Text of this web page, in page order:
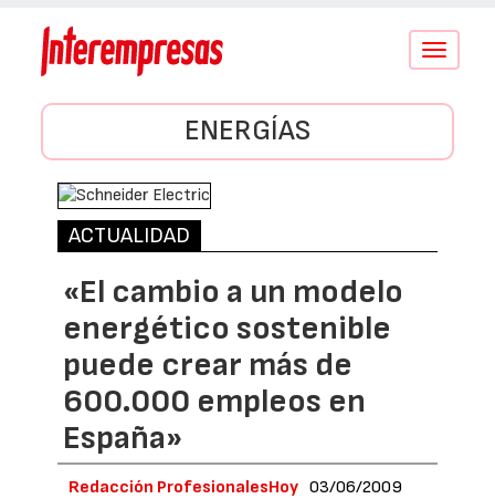
Conmutar
ENERGÍAS
ACTUALIDAD
«El cambio a un modelo
energético sostenible
puede crear más de
600.000 empleos en
España»
Redacción ProfesionalesHoy 03/06/2009